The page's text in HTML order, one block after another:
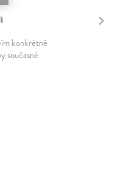
konkrétně
současné